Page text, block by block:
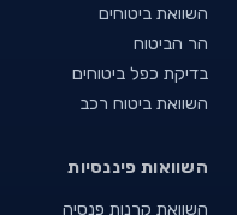
השוואת ביטוחים
הר הביטוח
בדיקת כפל ביטוחים
השוואת ביטוח רכב
השוואות פיננסיות
השוואת קרנות פנסיה